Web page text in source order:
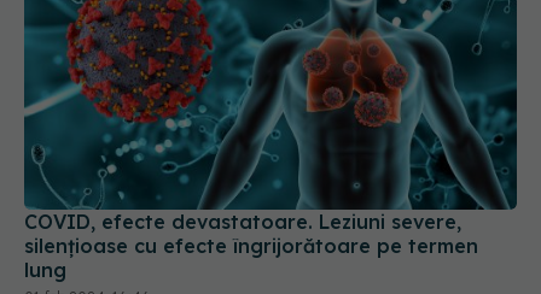
COVID, efecte devastatoare. Leziuni severe,
silențioase cu efecte îngrijorătoare pe termen
lung